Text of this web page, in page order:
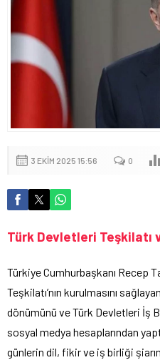
3 EKIM 2025 15:56 0
Türk Devletleri Teşkilatı
Türkiye Cumhurbaşkanı Recep
Teşkilatı’nın kurulmasını
dönümünü ve Türk Devletleri İş
sosyal medya hesaplarından
günlerin dil, fikir ve iş birliği